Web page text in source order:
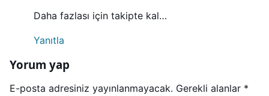
Daha fazlası için takipte kal…
Yanıtla
Yorum yap
E-posta adresiniz yayınlanmayacak. Gerekli alanlar *